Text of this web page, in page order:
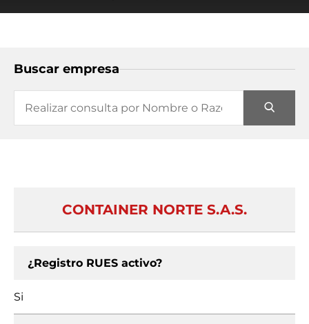
Buscar empresa
CONTAINER NORTE S.A.S.
¿Registro RUES activo?
Si